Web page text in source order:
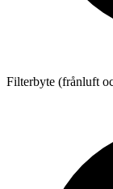
Filterbyte (frånluft